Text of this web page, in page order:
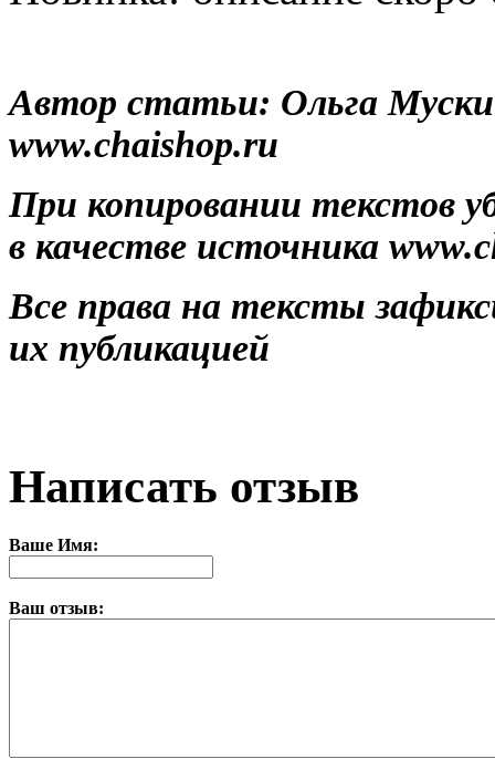
Автор статьи: Ольга
www.сhaishop.ru
При копировании текстов
в качестве источника
Все права на тексты
их публикацией
Написать отзыв
Ваше Имя:
Ваш отзыв: